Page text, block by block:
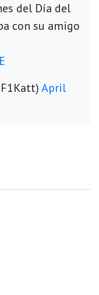
del Día del
con su amigo
April